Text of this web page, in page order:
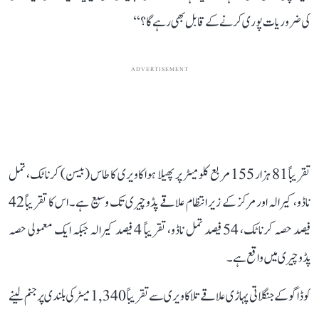
کی ضروریات پوری کرنے کے قابل بھی رہے گا؟‘‘
ADVERTISEMENT
تقریباً 81 ہزار 155 مربع کلومیٹر پر پھیلا ہوا کاویری کا طاس (بیسن) کرناٹک، تمل
ناڈو، کیرالہ اور مرکز کے زیر انتظام علاقے پڈوچیری تک وسیع ہے۔ اس کا تقریباً 42
فیصد حصہ کرناٹک، 54 فیصد تمل ناڈو، تقریباً 4 فیصد کیرالہ جبکہ ایک معمولی حصہ
پڈوچیری میں واقع ہے۔
کوڈاگو کے جنگلاتی پہاڑی علاقے تلاکاویری سے تقریباً 1,340 میٹر کی بلندی پر جنم لینے